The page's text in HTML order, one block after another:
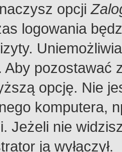
opcji
logowania
Aby pozostawać
opcję. Nie
komputera,
Jeżeli nie
ją wyłączył.